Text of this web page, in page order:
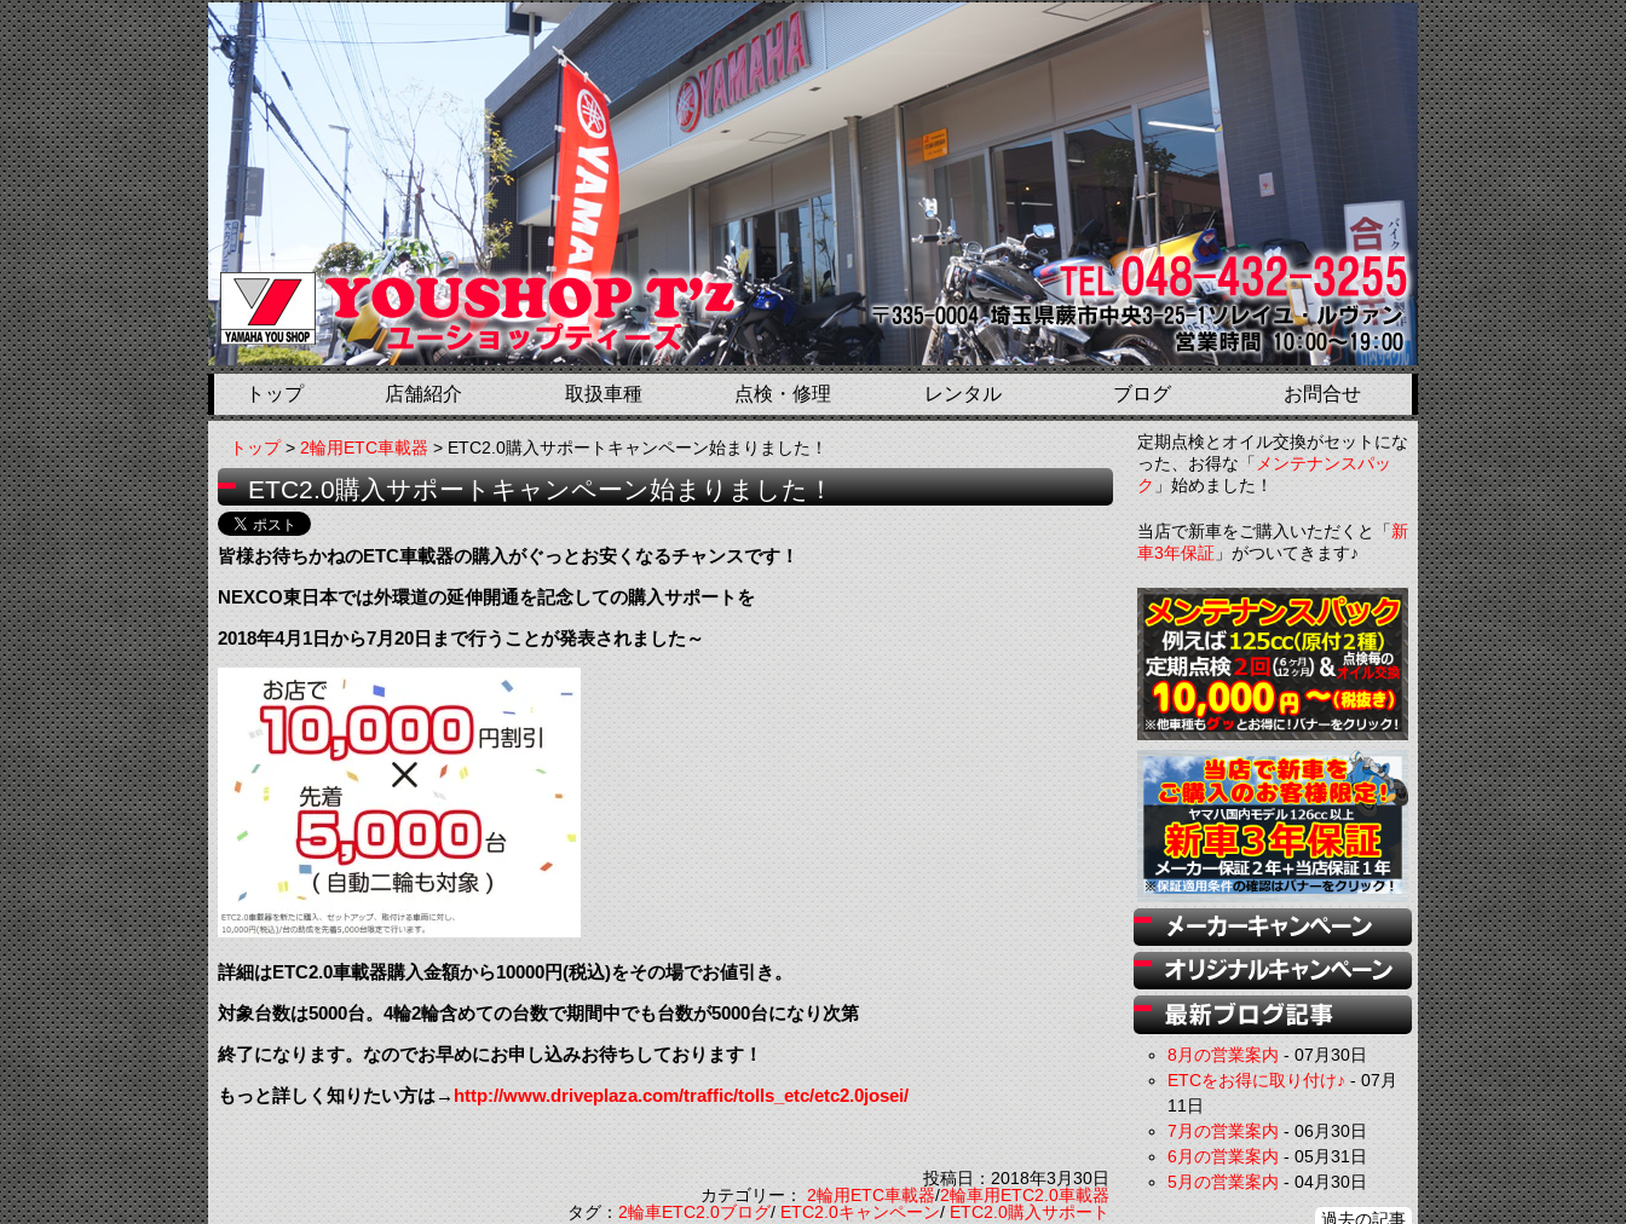
トップ 店舗紹介 取扱車種 点検・修理 レンタル ブログ お問合せ
トップ>2輪用ETC車載器> ETC2.0購入サポートキャンペーン始まりました！
ETC2.0購入サポートキャンペーン始まりました！
皆様お待ちかねのETC車載器の購入がぐっとお安くなるチャンスです！
NEXCO東日本では外環道の延伸開通を記念しての購入サポートを
2018年4月1日から7月20日まで行うことが発表されました～
詳細はETC2.0車載器購入金額から10000円(税込)をその場でお値引き。
対象台数は5000台。4輪2輪含めての台数で期間中でも台数が5000台になり次第
終了になります。なのでお早めにお申し込みお待ちしております！
もっと詳しく知りたい方は→http://www.driveplaza.com/traffic/tolls_etc/etc2.0josei/
投稿日：2018年3月30日
カテゴリー：2輪用ETC車載器/2輪車用ETC2.0車載器
タグ：2輪車ETC2.0ブログ/ETC2.0キャンペーン/ETC2.0購入サポート
定期点検とオイル交換がセットにな
った、お得な「 メンテナンスパッ
ク」始めました！
当店で新車をご購入いただくと「新
車3年保証」がついてきます♪
8月の営業案内-07月30日
ETCをお得に取り付け♪-07月
11日
7月の営業案内-06月30日
6月の営業案内-05月31日
5月の営業案内-04月30日
過去の記事